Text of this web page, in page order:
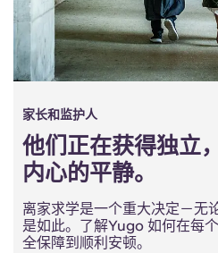
家长和监护人
他们正在获得独立
内心的平静。
离家求学是一个重大决定－无
是如此。了解Yugo 如何在每
全保障到顺利安顿。